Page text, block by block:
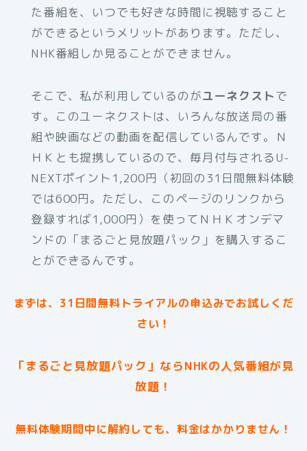
た番組を、いつでも好きな時間に視聴すること
ができるというメリットがあります。ただし、
NHK番組しか見ることができません。
そこで、私が利用しているのがユーネクストで
す。このユーネクストは、いろんな放送局の番
組や映画などの動画を配信しているんです。Ｎ
ＨＫとも提携しているので、毎月付与されるU-
NEXTポイント1,200円（初回の31日間無料体験
では600円。ただし、このページのリンクから
登録すれば1,000円）を使ってＮＨＫオンデマ
ンドの「まるごと見放題パック」を購入するこ
とができるんです。
まずは、31日間無料トライアルの申込みでお試しくだ
さい！
「まるごと見放題パック」ならNHKの人気番組が見
放題！
無料体験期間中に解約しても、料金はかかりません！